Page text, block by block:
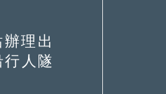
理出
人隧